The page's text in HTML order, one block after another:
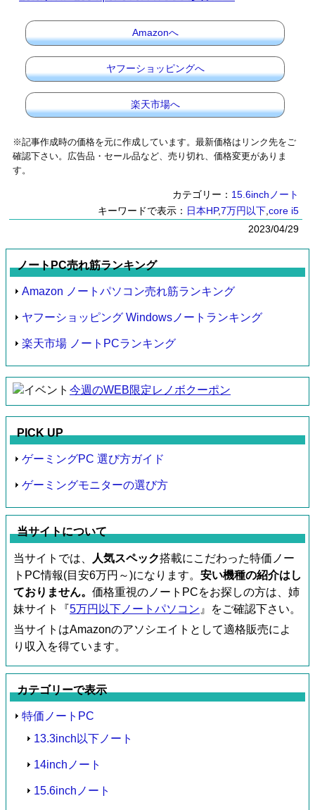
Amazonへ
ヤフーショッピングへ
楽天市場へ
※記事作成時の価格を元に作成しています。最新価格はリンク先をご
確認下さい。広告品・セール品など、売り切れ、価格変更がありま
す。
カテゴリー： 15.6inchノート
キーワードで表示： 日本HP,7万円以下 core i5
2023/04/29
ノートPC売れ筋ランキング
Amazon ノートパソコン売れ筋ランキング
ヤフーショッピング Windowsノートランキング
楽天市場 ノートPCランキング
今週のWEB限定レノボクーポン
PICK UP
ゲーミングPC 選び方ガイド
ゲーミングモニターの選び方
当サイトについて
当サイトでは、 人気スペック搭載にこだわった特価ノー
トPC情報(目安6万円～)になります。 安い機種の紹介はし
ておりません。 価格重視のノートPCをお探しの方は、姉
妹サイト『5万円以下ノートパソコン 』をご確認下さい。
当サイトはAmazonのアソシエイトとして適格販売によ
り収入を得ています。
カテゴリーで表示
特価ノートPC
13.3inch以下ノート
14inchノート
15.6inchノート